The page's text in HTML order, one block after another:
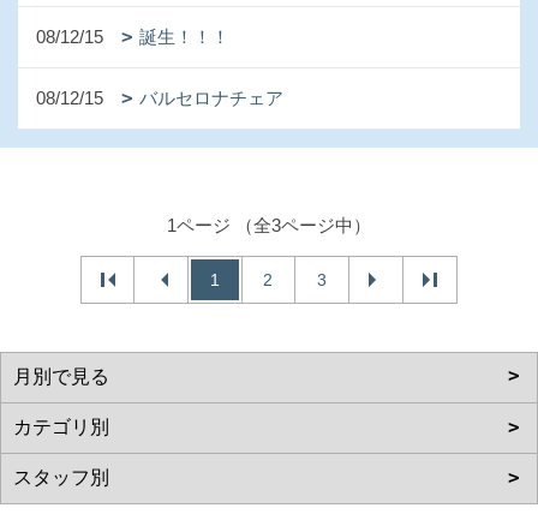
08/12/15 誕生！！！
08/12/15 バルセロナチェア
1ページ （全3ページ中）
1 2 3